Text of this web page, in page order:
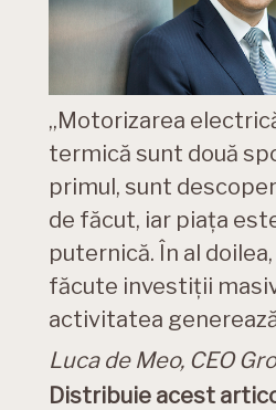
„Motorizarea
termică sunt două
primul, sunt
de făcut, iar piața
puternică. În al
făcute investiții
activitatea
Luca de Meo, CEO
Distribuie acest